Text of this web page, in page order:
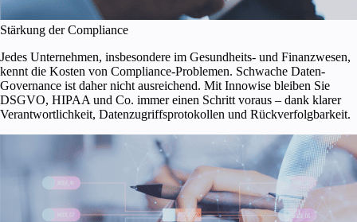
Stärkung der Compliance
Jedes Unternehmen, insbesondere im Gesundheits- und Finanzwesen,
kennt die Kosten von Compliance-Problemen. Schwache Daten-
Governance ist daher nicht ausreichend. Mit Innowise bleiben Sie
DSGVO, HIPAA und Co. immer einen Schritt voraus – dank klarer
Verantwortlichkeit, Datenzugriffsprotokollen und Rückverfolgbarkeit.